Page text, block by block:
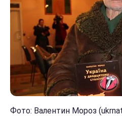
Фото: Валентин Мороз